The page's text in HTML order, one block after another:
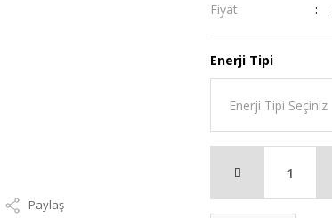
Paylaş
Fiyat
Enerji Tipi